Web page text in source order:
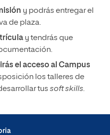
y podrás entregar el
de plaza.
y tendrás que
el acceso al Campus
los talleres de
tus soft skills.